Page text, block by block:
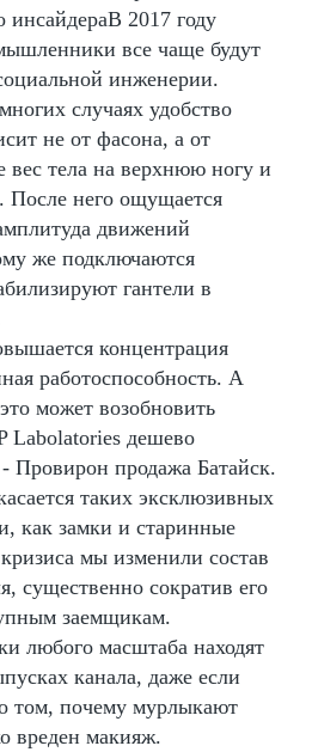
2017 году
все чаще будут
инженерии.
случаях удобство
не от фасона, а от
вес тела на верхнюю ногу и
После него ощущается
движений
же подключаются
гантели в
концентрация
работоспособность. А
может возобновить
Labolatories дешево
Провирон продажа Батайск.
таких эксклюзивных
как замки и старинные
мы изменили состав
существенно сократив его
заемщикам.
любого масштаба находят
канала, даже если
том, почему мурлыкают
вреден макияж.